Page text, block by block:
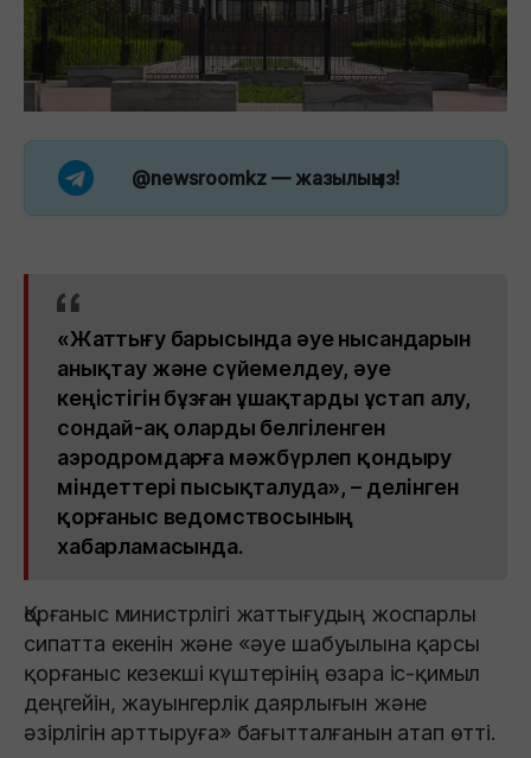
@newsroomkz — жазылыңыз!
«Жаттығу барысында әуе нысандарын
анықтау және сүйемелдеу, әуе
кеңістігін бұзған ұшақтарды ұстап алу,
сондай-ақ оларды белгіленген
аэродромдарға мәжбүрлеп қондыру
міндеттері пысықталуда», – делінген
қорғаныс ведомствосының
хабарламасында.
Қорғаныс министрлігі жаттығудың жоспарлы
сипатта екенін және «әуе шабуылына қарсы
қорғаныс кезекші күштерінің өзара іс-қимыл
деңгейін, жауынгерлік даярлығын және
әзірлігін арттыруға» бағытталғанын атап өтті.